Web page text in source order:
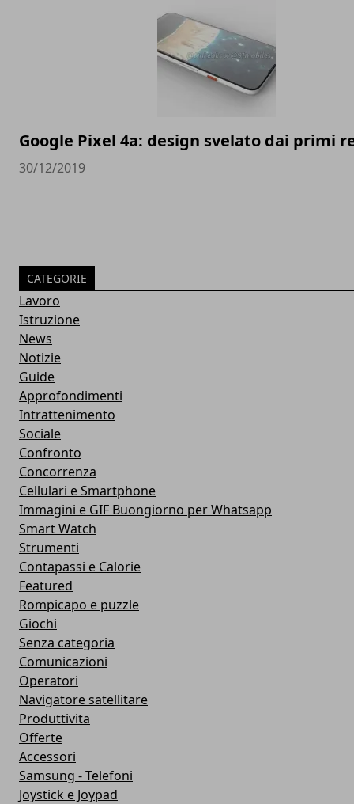
Google Pixel 4a: design svelato dai primi
30/12/2019
CATEGORIE
Lavoro
Istruzione
News
Notizie
Guide
Approfondimenti
Intrattenimento
Sociale
Confronto
Concorrenza
Cellulari e Smartphone
Immagini e GIF Buongiorno per Whatsapp
Smart Watch
Strumenti
Contapassi e Calorie
Featured
Rompicapo e puzzle
Giochi
Senza categoria
Comunicazioni
Operatori
Navigatore satellitare
Produttivita
Offerte
Accessori
Samsung - Telefoni
Joystick e Joypad